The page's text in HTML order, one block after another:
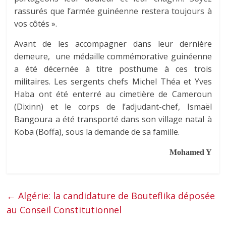
rassurés que l’armée guinéenne restera toujours à
vos côtés ».
Avant de les accompagner dans leur dernière
demeure, une médaille commémorative guinéenne
a été décernée à titre posthume à ces trois
militaires. Les sergents chefs Michel Théa et Yves
Haba ont été enterré au cimetière de Cameroun
(Dixinn) et le corps de l’adjudant-chef, Ismaël
Bangoura a été transporté dans son village natal à
Koba (Boffa), sous la demande de sa famille.
Mohamed Y
← Algérie: la candidature de Bouteflika déposée
au Conseil Constitutionnel